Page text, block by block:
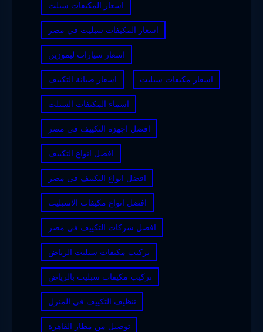
اسعار المكيفات سبلت
اسعار المكيفات سبليت في مصر
اسعار سيارات ليموزين
اسعار صيانة التكييف اسعار مكيفات سبليت
اسماء المكيفات السبلت
افضل اجهزة التكييف فى مصر
افضل انواع التكييف
افضل انواع التكييف فى مصر
افضل انواع مكيفات الاسبليت
افضل شركات التكييف في مصر
تركيب مكيفات سبليت الرياض
تركيب مكيفات سبليت بالرياض
تنظيف التكييف في المنزل
توصيل من مطار القاهرة